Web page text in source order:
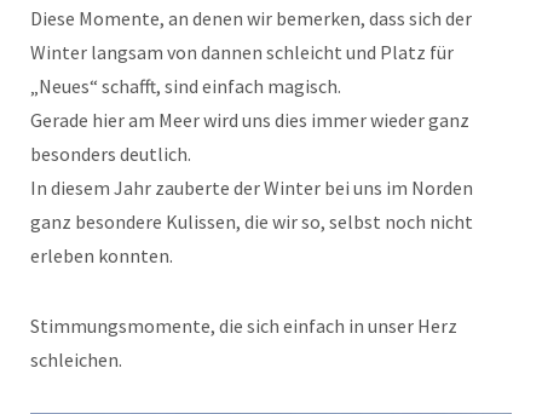
Diese Momente, an denen wir bemerken, dass sich der
Winter langsam von dannen schleicht und Platz für
„Neues“ schafft, sind einfach magisch.
Gerade hier am Meer wird uns dies immer wieder ganz
besonders deutlich.
In diesem Jahr zauberte der Winter bei uns im Norden
ganz besondere Kulissen, die wir so, selbst noch nicht
erleben konnten.
Stimmungsmomente, die sich einfach in unser Herz
schleichen.